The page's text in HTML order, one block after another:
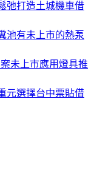
弛打造土城機車借
池有未上市的熱泵
未上市應用燈具推
元選擇台中票貼借